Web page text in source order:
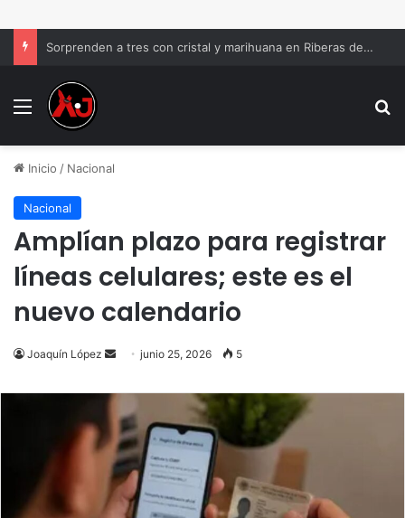
Sorprenden a tres con cristal y marihuana en Riberas del Bravo
Menu
Inicio / Nacional
Nacional
Amplían plazo para registrar
líneas celulares; este es el
nuevo calendario
Joaquín López
Send
email
junio 25, 2026 5